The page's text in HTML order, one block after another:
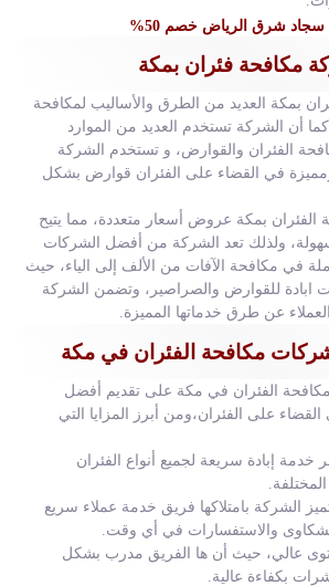
شرق الرياض خصم 50%
مكافحة فئران بمكة
بمكة العديد من الطرق والأساليب لمكافحة
كما أن الشركة تستخدم العديد من الموارد
الفئران والقوارض، و تستخدم الشركة
في القضاء على الفئران قوارض بشكل
بمكة عروض أسعار متعددة، مما يتيح
ولذلك تعد الشركة من أفضل الشركات
في مكافحة الآفات من الألف إلى الياء، حيث
ابادة للقوارض والصراصير، وتضمن الشركة
عن طرق خدماتها المميزة.
مكافحة الفئران في مكة
الفئران في مكة على تقديم أفضل
على الفئران،ومن أبرز المزايا التي
خدمة إبادة سريعة لجميع أنواع الفئران
الشركة بامتلاكها فريق خدمة عملاء سريع
والاستفسارات في أي وقت.
عالي، حيث أن ها الفريق مدرب بشكل
بكفاءة عالية.